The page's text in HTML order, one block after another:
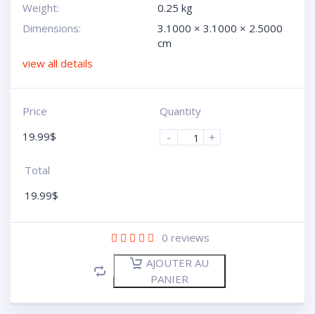
Weight:
0.25 kg
Dimensions:
3.1000 × 3.1000 × 2.5000
cm
view all details
Price
19.99$
Quantity
-
+
Total
19.99$
0 reviews
AJOUTER AU
PANIER